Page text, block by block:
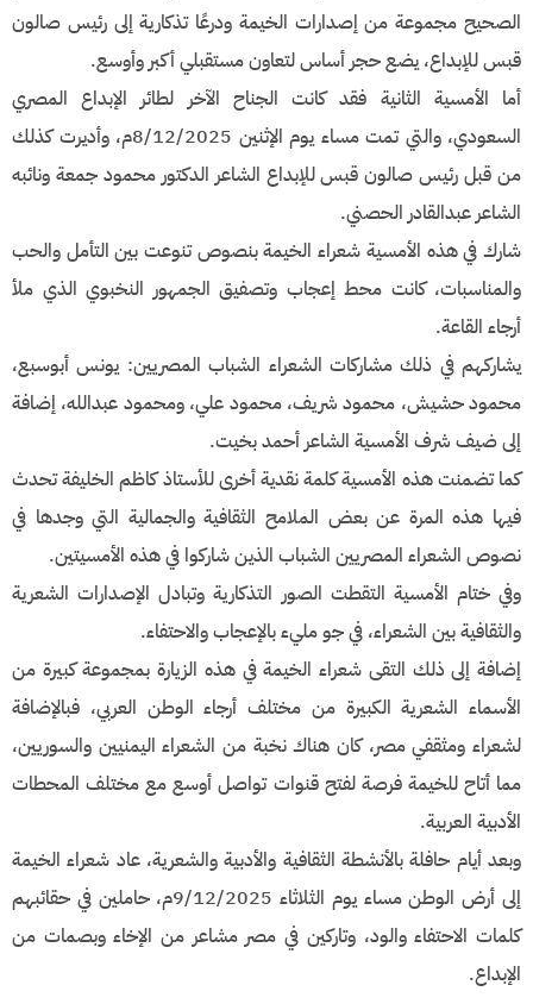
الصحيح مجموعة من إصدارات الخيمة ودرعًا تذكارية إلى رئيس صالون
قبس للإبداع، يضع حجر أساس لتعاون مستقبلي أكبر وأوسع.
أما الأمسية الثانية فقد كانت الجناح الآخر لطائر الإبداع المصري
السعودي، والتي تمت مساء يوم الإثنين 8/12/2025م، وأديرت كذلك
من قبل رئيس صالون قبس للإبداع الشاعر الدكتور محمود جمعة ونائبه
الشاعر عبدالقادر الحصني.
شارك في هذه الأمسية شعراء الخيمة بنصوص تنوعت بين التأمل والحب
والمناسبات، كانت محط إعجاب وتصفيق الجمهور النخبوي الذي ملأ
أرجاء القاعة.
يشاركهم في ذلك مشاركات الشعراء الشباب المصريين: يونس أبوسبع،
محمود حشيش، محمود شريف، محمود علي، ومحمود عبدالله، إضافة
إلى ضيف شرف الأمسية الشاعر أحمد بخيت.
كما تضمنت هذه الأمسية كلمة نقدية أخرى للأستاذ كاظم الخليفة تحدث
فيها هذه المرة عن بعض الملامح الثقافية والجمالية التي وجدها في
نصوص الشعراء المصريين الشباب الذين شاركوا في هذه الأمسيتين.
وفي ختام الأمسية التقطت الصور التذكارية وتبادل الإصدارات الشعرية
والثقافية بين الشعراء، في جو مليء بالإعجاب والاحتفاء.
إضافة إلى ذلك التقى شعراء الخيمة في هذه الزيارة بمجموعة كبيرة من
الأسماء الشعرية الكبيرة من مختلف أرجاء الوطن العربي، فبالإضافة
لشعراء ومثقفي مصر، كان هناك نخبة من الشعراء اليمنيين والسوريين،
مما أتاح للخيمة فرصة لفتح قنوات تواصل أوسع مع مختلف المحطات
الأدبية العربية.
وبعد أيام حافلة بالأنشطة الثقافية والأدبية والشعرية، عاد شعراء الخيمة
إلى أرض الوطن مساء يوم الثلاثاء 9/12/2025م، حاملين في حقائبهم
كلمات الاحتفاء والود، وتاركين في مصر مشاعر من الإخاء وبصمات من
الإبداع.